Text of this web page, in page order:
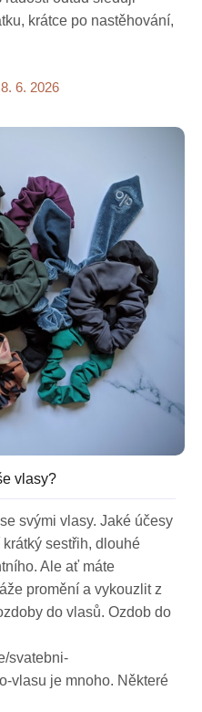
krátce po nastěhování,
8. 6. 2026
vlasy?
svými vlasy. Jaké účesy
sestřih, dlouhé
Ale ať máte
promění a vykouzlit z
do vlasů. Ozdob do
svatebni-
vlasu je mnoho. Některé